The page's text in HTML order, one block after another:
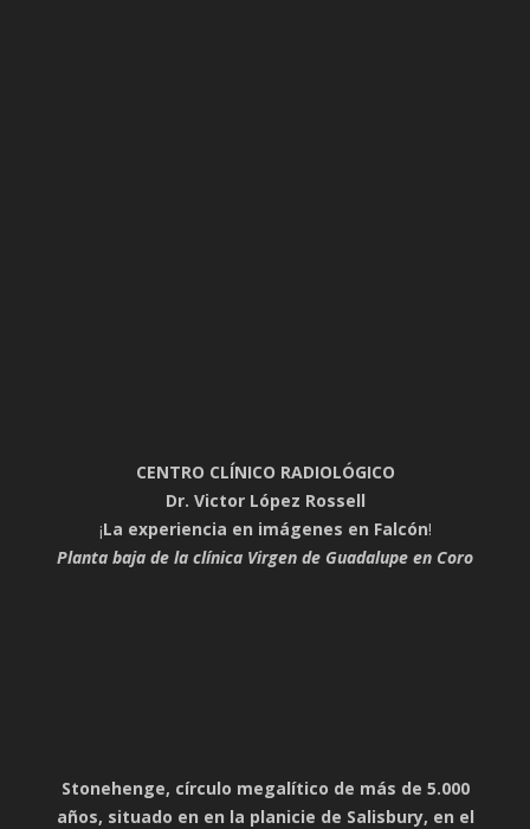
CENTRO CLÍNICO RADIOLÓGICO
Dr. Victor López Rossell
¡La experiencia en imágenes en Falcón!
Planta baja de la clínica Virgen de Guadalupe en Coro
Stonehenge, círculo megalítico de más de 5.000
años, situado en en la planicie de Salisbury, en el